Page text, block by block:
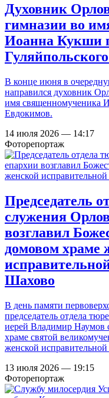
Духовник
гимназии во
Иоанна Кукши
В конце июня в
направился духовник
имя священномученика
Евдокимов.
14 июля 2026 — 14:17
Фоторепортаж
Председатель
служения
возглавил
домовом храме
Шахово
В день памяти
председатель отдела
иерей Владимир Наумов
храме святой
женской
13 июля 2026 — 19:15
Фоторепортаж